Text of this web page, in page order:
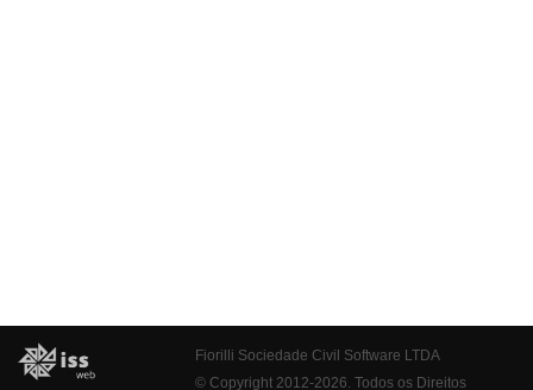
Fiorilli Sociedade Civil Software LTDA
© Copyright 2012-2026. Todos os Direitos